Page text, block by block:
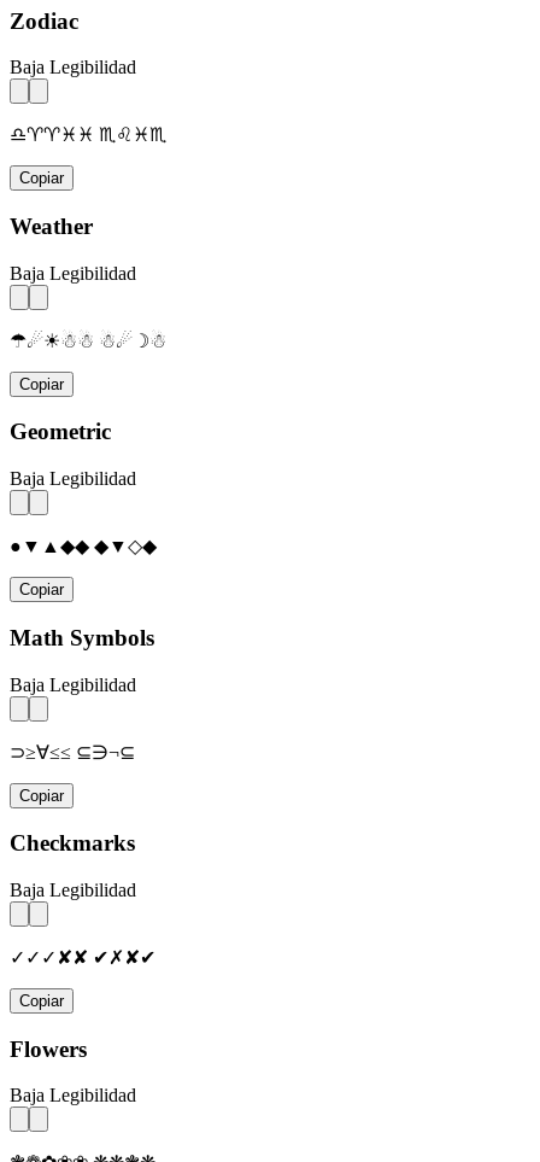
Zodiac
Baja Legibilidad
♎♈♈♓♓ ♏♌♓♏
Copiar
Weather
Baja Legibilidad
☂☄☀☃☃ ☃☄☽☃
Copiar
Geometric
Baja Legibilidad
●▼▲◆◆ ◆▼◇◆
Copiar
Math Symbols
Baja Legibilidad
⊃≥∀≤≤ ⊆∋¬⊆
Copiar
Checkmarks
Baja Legibilidad
✓✓✓✘✘ ✔✗✘✔
Copiar
Flowers
Baja Legibilidad